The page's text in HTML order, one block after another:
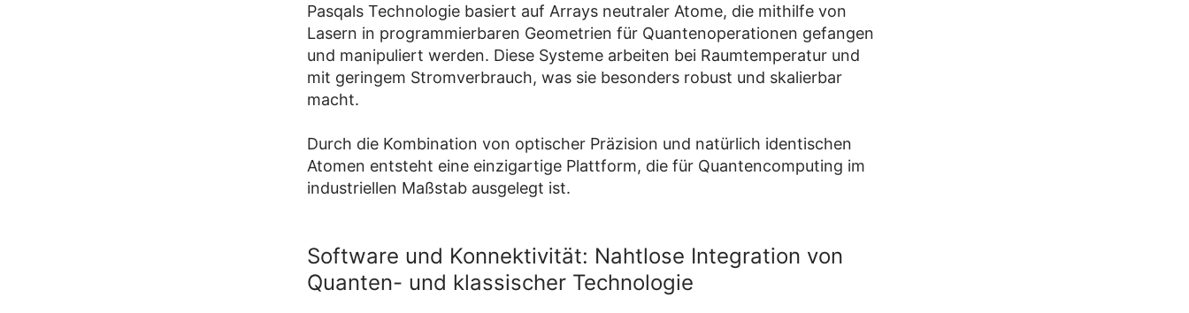
Pasqals Technologie basiert auf Arrays neutraler Atome, die mithilfe von
Lasern in programmierbaren Geometrien für Quantenoperationen gefangen
und manipuliert werden. Diese Systeme arbeiten bei Raumtemperatur und
mit geringem Stromverbrauch, was sie besonders robust und skalierbar
macht.
Durch die Kombination von optischer Präzision und natürlich identischen
Atomen entsteht eine einzigartige Plattform, die für Quantencomputing im
industriellen Maßstab ausgelegt ist.
Software und Konnektivität: Nahtlose Integration von
Quanten- und klassischer Technologie